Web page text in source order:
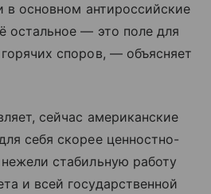
в основном антироссийские
остальное — это поле для
споров, — объясняет
сейчас американские
себя скорее ценностно-
стабильную работу
и всей государственной